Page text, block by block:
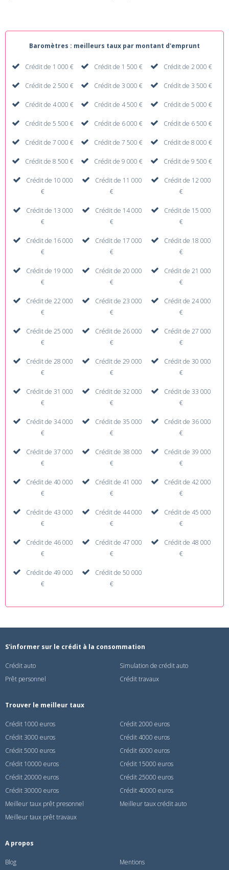
Baromètres : meilleurs taux par montant d'emprunt
Crédit de 1 000 € Crédit de 1 500 € Crédit de 2 000 €
Crédit de 2 500 € Crédit de 3 000 € Crédit de 3 500 €
Crédit de 4 000 € Crédit de 4 500 € Crédit de 5 000 €
Crédit de 5 500 € Crédit de 6 000 € Crédit de 6 500 €
Crédit de 7 000 € Crédit de 7 500 € Crédit de 8 000 €
Crédit de 8 500 € Crédit de 9 000 € Crédit de 9 500 €
Crédit de 10 000
€
Crédit de 11 000
€
Crédit de 12 000
€
Crédit de 13 000
€
Crédit de 14 000
€
Crédit de 15 000
€
Crédit de 16 000
€
Crédit de 17 000
€
Crédit de 18 000
€
Crédit de 19 000
€
Crédit de 20 000
€
Crédit de 21 000
€
Crédit de 22 000
€
Crédit de 23 000
€
Crédit de 24 000
€
Crédit de 25 000
€
Crédit de 26 000
€
Crédit de 27 000
€
Crédit de 28 000
€
Crédit de 29 000
€
Crédit de 30 000
€
Crédit de 31 000
€
Crédit de 32 000
€
Crédit de 33 000
€
Crédit de 34 000
€
Crédit de 35 000
€
Crédit de 36 000
€
Crédit de 37 000
€
Crédit de 38 000
€
Crédit de 39 000
€
Crédit de 40 000
€
Crédit de 41 000
€
Crédit de 42 000
€
Crédit de 43 000
€
Crédit de 44 000
€
Crédit de 45 000
€
Crédit de 46 000
€
Crédit de 47 000
€
Crédit de 48 000
€
Crédit de 49 000
€
Crédit de 50 000
€
S'informer sur le crédit à la consommation
Crédit auto
Simulation de crédit auto
Prêt personnel
Crédit travaux
Trouver le meilleur taux
Crédit 1000 euros
Crédit 2000 euros
Crédit 3000 euros
Crédit 4000 euros
Crédit 5000 euros
Crédit 6000 euros
Crédit 10000 euros
Crédit 15000 euros
Crédit 20000 euros
Crédit 25000 euros
Crédit 30000 euros
Crédit 40000 euros
Meilleur taux prêt presonnel
Meilleur taux crédit auto
Meilleur taux prêt travaux
A propos
Blog Mentions